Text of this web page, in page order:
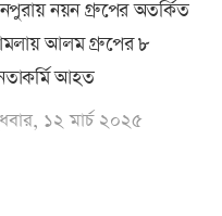
নয়ন গ্রুপের অতর্কিত
আলম গ্রুপের ৮
আহত
১২ মার্চ ২০২৫